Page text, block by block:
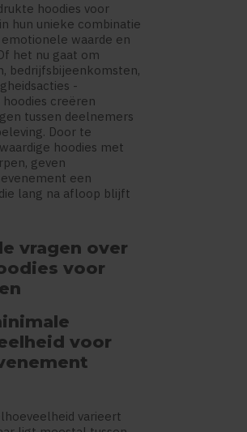
hoodies voor
hun unieke combinatie
waarde en
het nu gaat om
bedrijfsbijeenkomsten,
-
creëren
tussen deelnemers
Door te
hoodies met
geven
een
lang na afloop blijft
vragen over
voor
voor
varieert